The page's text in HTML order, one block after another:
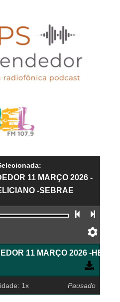
11 MARÇO 2026 -
-SEBRAE
Faixa
1x Pausado